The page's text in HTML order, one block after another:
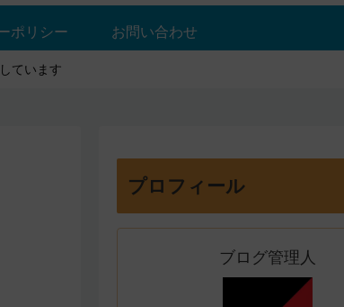
ポリシー お問い合わせ
ています
プロフィール
ブログ管理人